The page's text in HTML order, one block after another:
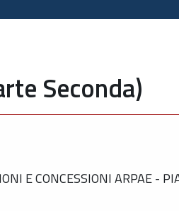
Seconda)
E CONCESSIONI ARPAE -